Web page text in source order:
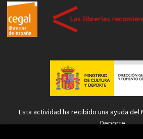
Esta actividad ha recibido una ayuda del
Deporte.